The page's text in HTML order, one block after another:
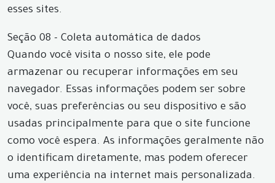
esses sites.
Seção 08 - Coleta automática de dados
Quando você visita o nosso site, ele pode
armazenar ou recuperar informações em seu
navegador. Essas informações podem ser sobre
você, suas preferências ou seu dispositivo e são
usadas principalmente para que o site funcione
como você espera. As informações geralmente não
o identificam diretamente, mas podem oferecer
uma experiência na internet mais personalizada.